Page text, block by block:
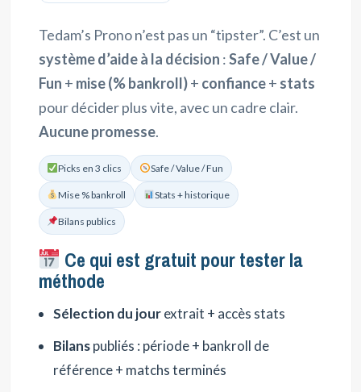
Tedam’s Prono n’est pas un “tipster”. C’est un
système d’aide à la décision :Safe / Value /
Fun + mise (% bankroll)+ confiance+ stats
pour décider plus vite, avec un cadre clair.
Aucune promesse.
Picks en 3 clics Safe / Value / Fun
Mise % bankroll Stats + historique
Bilans publics
Ce qui est gratuit pour tester la
méthode
Sélection du jourextrait + accès stats
Bilanspubliés : période + bankroll de
référence + matchs terminés